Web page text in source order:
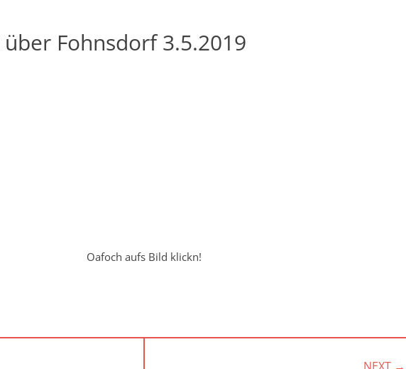
Fohnsdorf 3.5.2019
Oafoch aufs Bild klickn!